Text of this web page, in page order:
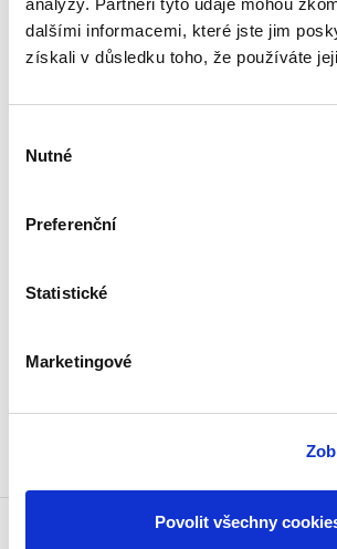
dalšími informacemi, které jste jim
získali v důsledku toho, že používáte
souhlasu
Nutné
Preferenční
Statistické
Marketingové
Povolit všechny
zpracována, přičemž každý nález je
opatřen výstižným názvem a
která umožňuje rychlou a věcnou
Typ publikace: